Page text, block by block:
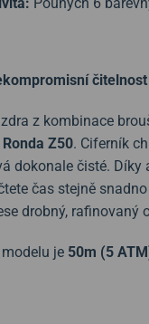
čitelnost
z kombinace
Z50. Ciferník
dokonale čisté.
čas stejně
drobný, rafinovaný
je 50m (5